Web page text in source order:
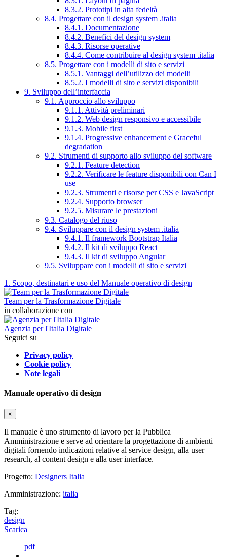
8.3.2. Prototipi in alta fedeltà
8.4. Progettare con il design system .italia
8.4.1. Documentazione
8.4.2. Benefici del design system
8.4.3. Risorse operative
8.4.4. Come contribuire al design system .italia
8.5. Progettare con i modelli di sito e servizi
8.5.1. Vantaggi dell’utilizzo dei modelli
8.5.2. I modelli di sito e servizi disponibili
9. Sviluppo dell’interfaccia
9.1. Approccio allo sviluppo
9.1.1. Attività preliminari
9.1.2. Web design responsivo e accessibile
9.1.3. Mobile first
9.1.4. Progressive enhancement e Graceful
degradation
9.2. Strumenti di supporto allo sviluppo del software
9.2.1. Feature detection
9.2.2. Verificare le feature disponibili con Can I
use
9.2.3. Strumenti e risorse per CSS e JavaScript
9.2.4. Supporto browser
9.2.5. Misurare le prestazioni
9.3. Catalogo del riuso
9.4. Sviluppare con il design system .italia
9.4.1. Il framework Bootstrap Italia
9.4.2. Il kit di sviluppo React
9.4.3. Il kit di sviluppo Angular
9.5. Sviluppare con i modelli di sito e servizi
1. Scopo, destinatari e uso del Manuale operativo di design
Team per la Trasformazione Digitale
in collaborazione con
Agenzia per l'Italia Digitale
Seguici su
Privacy policy
Cookie policy
Note legali
Manuale operativo di design
×
Il manuale è uno strumento di lavoro per la Pubblica
Amministrazione e serve ad orientare la progettazione di ambienti
digitali fornendo indicazioni relative al service design, alla user
research, al content design e alla user interface.
Progetto: Designers Italia
Amministrazione: italia
Tag:
design
Scarica
pdf